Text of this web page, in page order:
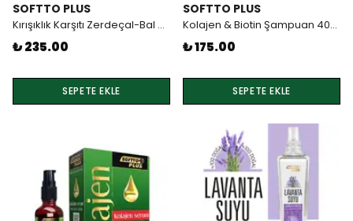
SOFTTO PLUS
Kırışıklık Karşıtı Zerdeçal-Bal Krem 100ml
₺ 235.00
SEPETE EKLE
SOFTTO PLUS
Kolajen & Biotin Şampuan 400ml Softto Plus
₺ 175.00
SEPETE EKLE